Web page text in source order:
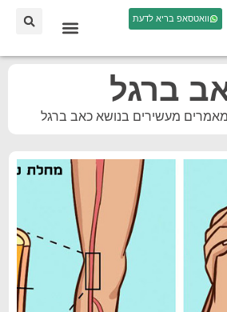
וואטסאפ בריא לדעת
ברגל
מעשירים בנושא כאב ברגל